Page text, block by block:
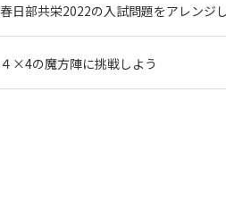
春日部共栄2022の入試問題をアレンジ
４×4の魔方陣に挑戦しよう